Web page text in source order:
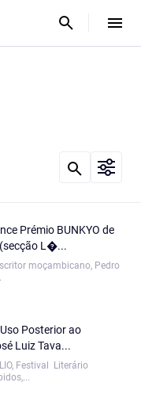
Prémio BUNKYO de
L�...
moçambicano, Pedro
Posterior ao
Luiz Tava...
Festival Literário